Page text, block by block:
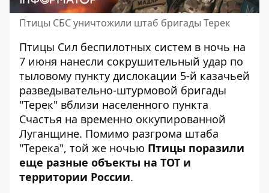
Птицы СБС уничтожили штаб бригады Терек
Птицы Сил беспилотных систем в ночь на
7 июня нанесли сокрушительный удар по
тыловому пункту дислокации 5-й казачьей
разведывательно-штурмовой бригады
"Терек" вблизи населенного пункта
Счастья на временно оккупированной
Луганщине. Помимо разгрома штаба
"Терека", той же ночью Птицы поразили
еще разные объекты на ТОТ и
территории России.